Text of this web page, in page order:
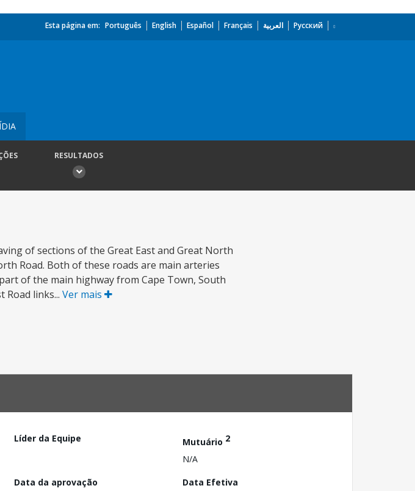
Esta página em: Português English Español Français العربية Русский
RESULTADOS
of sections of the Great East and Great North
Road. Both of these roads are main arteries
of the main highway from Cape Town, South
Road links... Ver mais
Líder da Equipe Mutuário 2
N/A
Data da aprovação
Data Efetiva